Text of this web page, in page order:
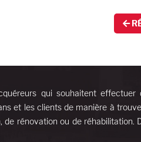
qui souhaitent effectuer
et les clients de manière à
rénovation ou de réhabilitation.